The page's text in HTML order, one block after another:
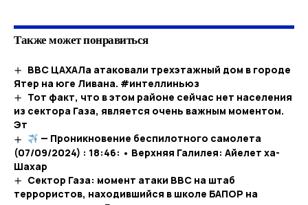
Также может понравиться
ВВС ЦАХАЛа атаковали трехэтажный дом в городе
Ятер на юге Ливана. #интеллиньюз
Тот факт, что в этом районе сейчас нет населения
из сектора Газа, является очень важным моментом.
Эт
— Проникновение беспилотного самолета
(07/09/2024) : 18:46: • Верхняя Галилея: Айелет ха-
Шахар
Сектор Газа: момент атаки ВВС на штаб
террористов, находившийся в школе БАПОР на